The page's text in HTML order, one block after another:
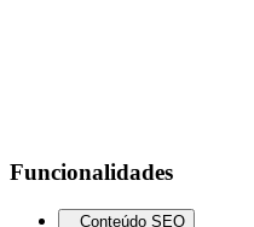
Funcionalidades
Conteúdo SEO